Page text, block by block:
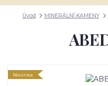
Úvod MINERÁLNÍ KAMENY
Novinka